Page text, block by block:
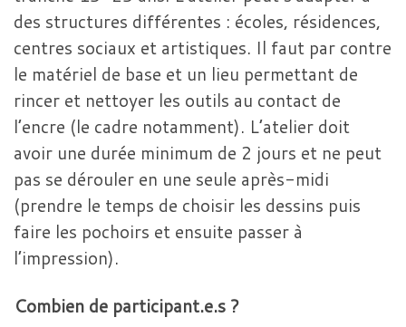
des structures différentes : écoles, résidences,
centres sociaux et artistiques. Il faut par contre
le matériel de base et un lieu permettant de
rincer et nettoyer les outils au contact de
l’encre (le cadre notamment). L’atelier doit
avoir une durée minimum de 2 jours et ne peut
pas se dérouler en une seule après-midi
(prendre le temps de choisir les dessins puis
faire les pochoirs et ensuite passer à
l’impression).
Combien de participant.e.s ?